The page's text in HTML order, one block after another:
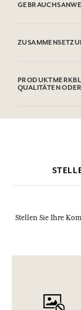
Polyglyceryl-6
Armeniaca Kernel
QUALITÄTEN
Bitte konsultieren
Stellen Sie Ihre